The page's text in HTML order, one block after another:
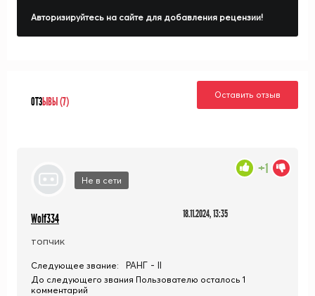
Авторизируйтесь на сайте для добавления рецензии!
ОТЗЫВЫ (7)
Оставить отзыв
Не в сети
Wolf334 18.11.2024, 13:35
топчик
+1
Следующее звание: РАНГ - II
До следующего звания Пользователю осталось 1
комментарий